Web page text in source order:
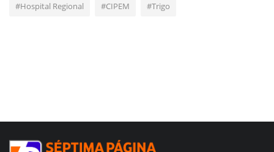
#Hospital Regional #CIPEM #Trigo